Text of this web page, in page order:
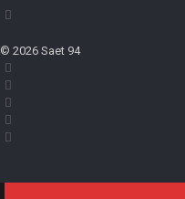
© 2026 Saet 94